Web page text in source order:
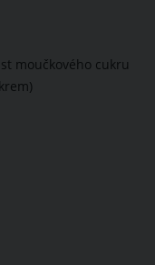
moučkového cukru